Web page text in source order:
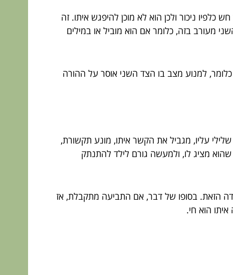
ניכור ולכן הוא לא מוכן להיפגש איתו. זה
מעורב בזה, כלומר אם הוא מוביל או במילים
למנוע מצב בו הצד השני אוסר על ההורה
עליו, מגביל את הקשר איתו, מונע תקשורת,
מציג לו, ולמעשה גורם לילד להתנתק
הזאת. בסופו של דבר, אם התביעה מתקבלת, אז
הוא חי.